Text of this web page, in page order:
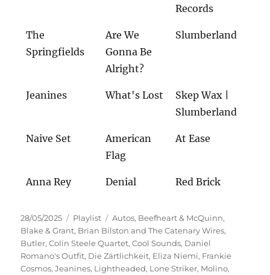
Records
The
Springfields
Are We
Gonna Be
Alright?
Slumberland
Jeanines What's Lost
Skep Wax |
Slumberland
Naive Set
American
Flag
At Ease
Anna Rey Denial Red Brick
Veröffentlicht
am
28/05/2025 Kategorien
Playlist Schlagwörter
Autos, Beefheart & McQuinn,
Blake & Grant, Brian Bilston and The Catenary Wires,
Butler,Colin Steele Quartet,Cool Sounds, Daniel
Romano's Outfit, Die Zärtlichkeit, Eliza Niemi, Frankie
Cosmos,Jeanines, Lightheaded, Lone Striker, Molino,